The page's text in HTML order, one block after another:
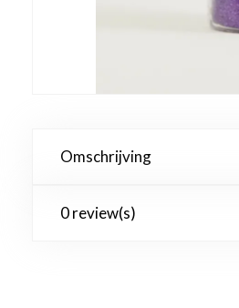
Omschrijving
0 review(s)